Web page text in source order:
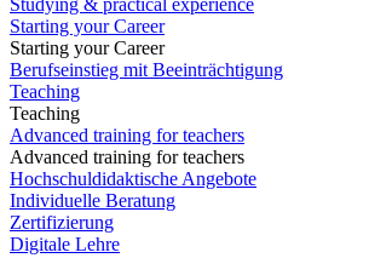
Studying & practical experience
Starting your Career
Starting your Career
Berufseinstieg mit Beeinträchtigung
Teaching
Teaching
Advanced training for teachers
Advanced training for teachers
Hochschuldidaktische Angebote
Individuelle Beratung
Zertifizierung
Digitale Lehre